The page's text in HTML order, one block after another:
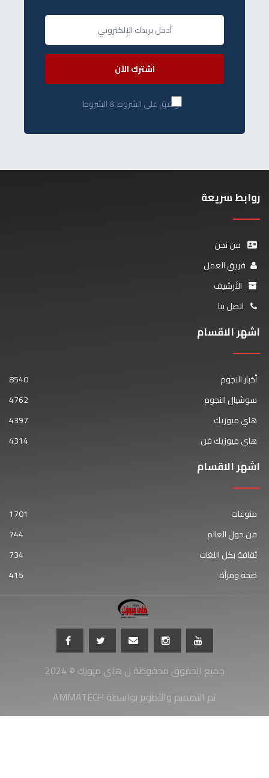
اشترك الآن
أوافق على الشروط & الشروط
روابط سريعة
من نحن
فريق العمل
الأرشيف
اتصل بنا
اشهر الاقسام
أخبار النجوم
8540
سوشيال النجوم
4762
هاي ميوزيك
4397
هاي ميوزيك فن
4314
اشهر الاقسام
منوعات
1701
فن حول العالم
744
ثقافة بكل اللغات
734
صحة ومرأة
415
جميع الحقوق محفوظة ل هاي ميوزك © 2024
AMMATECH تم التصميم والتطوير بواسطة